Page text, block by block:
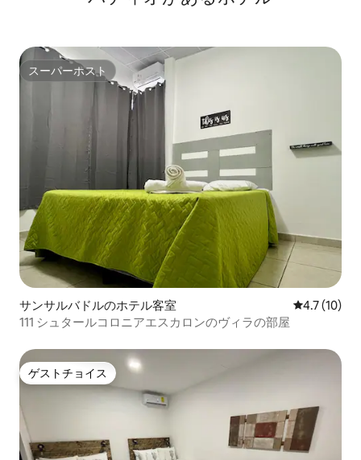
スーパーホスト
スーパーホスト
サンサルバドルのホテル客室 レビュー10
4.7 (10)
111 シュタールコロニアエスカロンのヴィラの部屋
ゲストチョイス
ゲストチョイス